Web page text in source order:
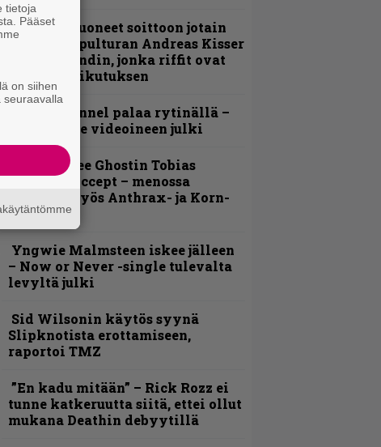
”He ovat tuoneet soittoon jotain
uutta” – Sepulturan Andreas Kisser
nimeää bändin, jonka riffit ovat
tehneet vaikutuksen
Blind Channel palaa rytinällä –
tuplasingle videoineen julki
Näin lähtee Ghostin Tobias
Forgelta Accept – menossa
mukana myös Anthrax- ja Korn-
miehistöä
Yngwie Malmsteen iskee jälleen
– Now or Never -single tulevalta
levyltä julki
Sid Wilsonin käytös syynä
Slipknotista erottamiseen,
raportoi TMZ
”En kadu mitään” – Rick Rozz ei
tunne katkeruutta siitä, ettei ollut
mukana Deathin debyytillä
tietoja
Pääset
on siihen
seuraavalla